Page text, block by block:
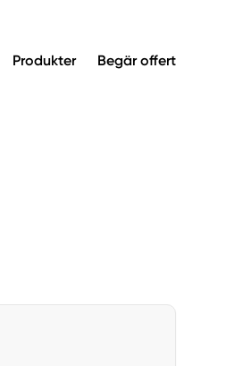
Produkter Begär offert